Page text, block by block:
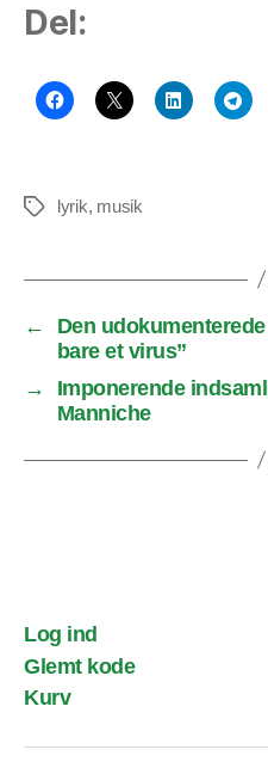
Del:
Tags lyrik, musik
←
Den
bare et virus”
→
Imponerende
Manniche
Log ind
Glemt kode
Kurv